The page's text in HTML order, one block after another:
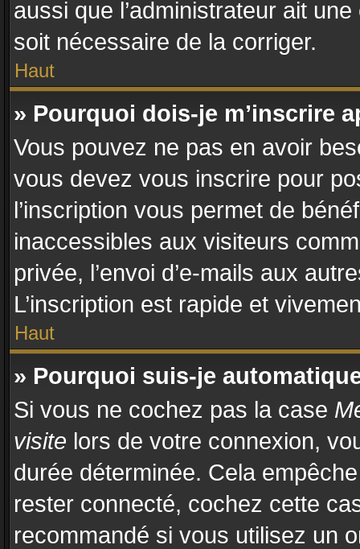
aussi que l’administrateur ait
soit nécessaire de la corriger.
Haut
» Pourquoi dois-je m’inscrire
Vous pouvez ne pas en avoir
vous devez vous inscrire pour
l’inscription vous permet de
inaccessibles aux visiteurs
privée, l’envoi d’e-mails aux
L’inscription est rapide et
Haut
» Pourquoi suis-je
Si vous ne cochez pas la case
visite lors de votre connexion,
durée déterminée. Cela
rester connecté, cochez cette
recommandé si vous utilisez un